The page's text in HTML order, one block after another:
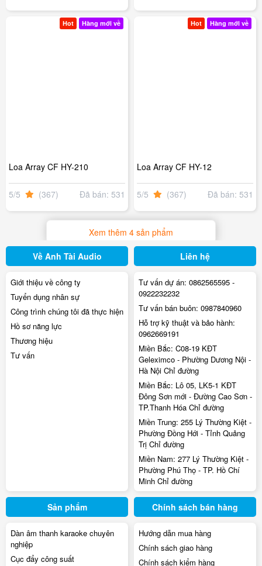
Hot Hàng mới về
Loa Array CF HY-210
5/5 (367) Đã bán: 531
Hot Hàng mới về
Loa Array CF HY-12
5/5 (367) Đã bán: 531
4
Về Anh Tài Audio
Giới thiệu về công ty
Tuyển dụng nhân sự
Công trình chúng tôi đã thực hiện
Hồ sơ năng lực
Thương hiệu
Tư vấn
Liên hệ
Tư vấn dự án: 0862565595 -
0922232232
Tư vấn bán buôn: 0987840960
Hỗ trợ kỹ thuật và bảo hành:
0962669191
Miền Bắc: C08-19 KĐT
Geleximco - Phường Dương Nội -
Hà Nội Chỉ đường
Miền Bắc: Lô 05, LK5-1 KĐT
Đông Sơn mới - Đường Cao Sơn -
TP.Thanh Hóa Chỉ đường
Miền Trung: 255 Lý Thường Kiệt -
Phường Đồng Hới - Tỉnh Quảng
Trị Chỉ đường
Miền Nam: 277 Lý Thường Kiệt -
Phường Phú Thọ - TP. Hồ Chí
Minh Chỉ đường
Sản phẩm
Dàn âm thanh karaoke chuyên
nghiệp
Cục đẩy công suất
Chính sách bán hàng
Hướng dẫn mua hàng
Chính sách giao hàng
Chính sách kiểm hàng